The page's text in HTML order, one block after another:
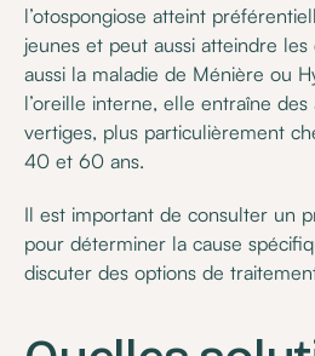
l’otospongiose atteint
jeunes et peut aussi atteindre
aussi la maladie de Ménière ou
l’oreille interne, elle entraîne
vertiges, plus particulièrement
40 et 60 ans.
Il est important de consulter un
pour déterminer la cause
discuter des options de